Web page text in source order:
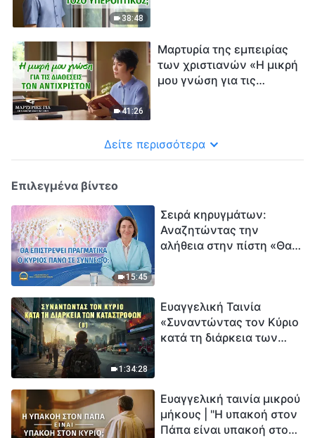
38:48
41:26
Μαρτυρία της εμπειρίας
των χριστιανών «Η μικρή
μου γνώση για τις
Δείτε περισσότερα
Επιλεγμένα βίντεο
15:45
Σειρά κηρυγμάτων:
Αναζητώντας την
αλήθεια στην πίστη «Θα
1:34:28
Ευαγγελική Ταινία
«Συναντώντας τον Κύριο
κατά τη διάρκεια των
εξαφάνισης». Οι
καταστροφές χτυπούν.
Ξεκινά η αντίστροφη
Ευαγγελική ταινία μικρού
μήκους | "Η υπακοή στον
Πάπα είναι υπακοή στον